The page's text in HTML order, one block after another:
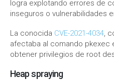
logra explotando errores de
inseguros o vulnerabilidades
La conocida CVE-2021-4034,
afectaba al comando pkexec
obtener privilegios de root
Heap spraying